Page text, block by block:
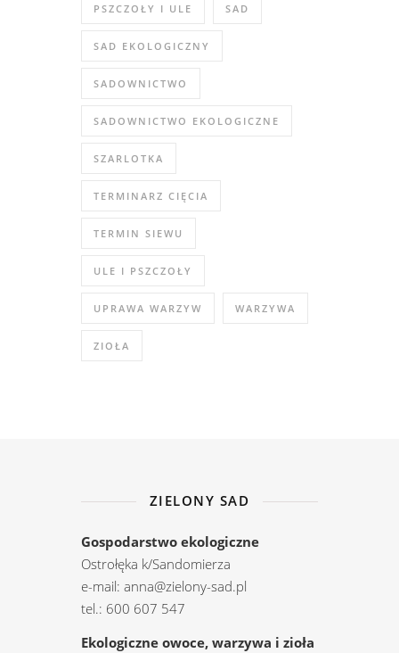
PSZCZOŁY I ULE SAD
SAD EKOLOGICZNY
SADOWNICTWO
SADOWNICTWO EKOLOGICZNE
SZARLOTKA
TERMINARZ CIĘCIA
TERMIN SIEWU
ULE I PSZCZOŁY
UPRAWA WARZYW WARZYWA
ZIOŁA
ZIELONY SAD
Gospodarstwo ekologiczne
Ostrołęka k/Sandomierza
e-mail: anna@zielony-sad.pl
tel.: 600 607 547
Ekologiczne owoce, warzywa i zioła